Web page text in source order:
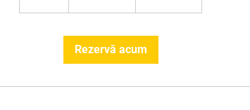
d
Rezervă acum